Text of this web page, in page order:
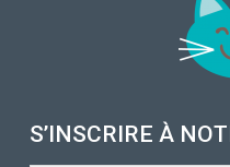
S’INSCRIRE À